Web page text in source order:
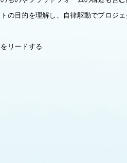
の目的を理解し、自律駆動でプロジ
リードする